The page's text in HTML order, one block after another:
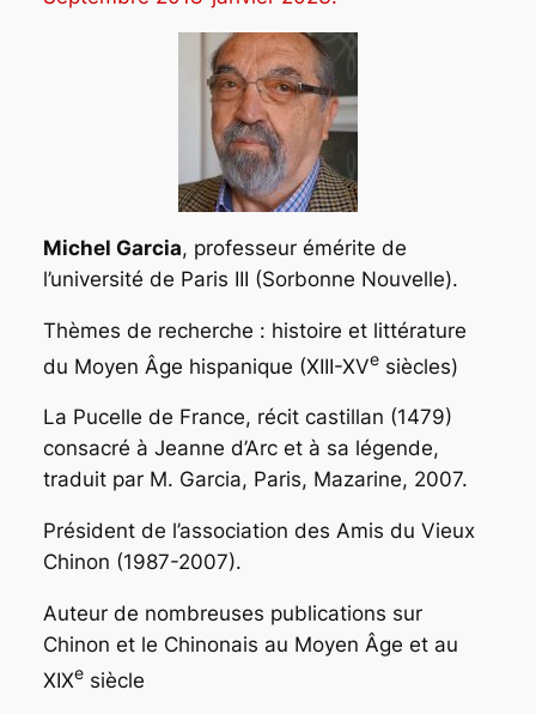
Michel Garcia, professeur émérite de
l’université de Paris III (Sorbonne Nouvelle).
Thèmes de recherche : histoire et littérature
du Moyen Âge hispanique (XIII-XVesiècles)
La Pucelle de France, récit castillan (1479)
consacré à Jeanne d’Arc et à sa légende,
traduit par M. Garcia, Paris, Mazarine, 2007.
Président de l’association des Amis du Vieux
Chinon (1987-2007).
Auteur de nombreuses publications sur
Chinon et le Chinonais au Moyen Âge et au
XIXesiècle